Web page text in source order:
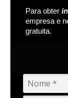
Para obter
empresa e
gratuita.